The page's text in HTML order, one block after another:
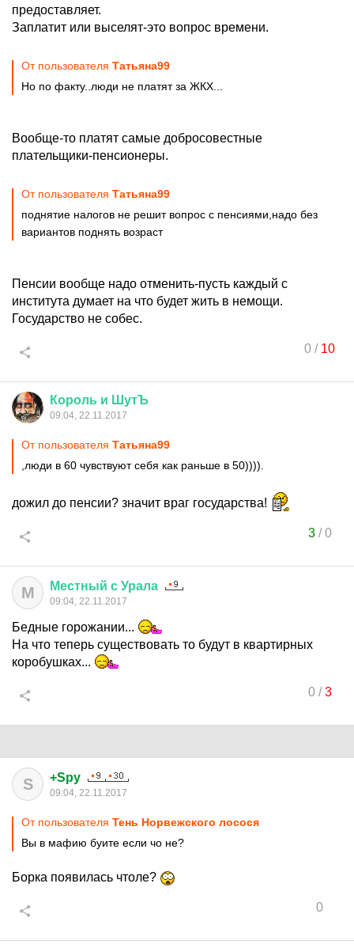
предоставляет.
Заплатит или выселят-это вопрос времени.
От пользователя Татьяна99
Но по факту..люди не платят за ЖКХ...
Вообще-то платят самые добросовестные
плательщики-пенсионеры.
От пользователя Татьяна99
поднятие налогов не решит вопрос с пенсиями,надо без
вариантов поднять возраст
Пенсии вообще надо отменить-пусть каждый с
института думает на что будет жить в немощи.
Государство не собес.
0 / 10
Король и ШутЪ
09:04, 22.11.2017
От пользователя Татьяна99
,люди в 60 чувствуют себя как раньше в 50)))).
дожил до пенсии? значит враг государства!
3/0
М Местный с Урала
09:04, 22.11.2017
Бедные горожании...
На что теперь существовать то будут в квартирных
коробушках...
0/3
S +Spy
09:04, 22.11.2017
От пользователя Тень Норвежского лосося
Вы в мафию буите если чо не?
Борка появилась чтоле?
0